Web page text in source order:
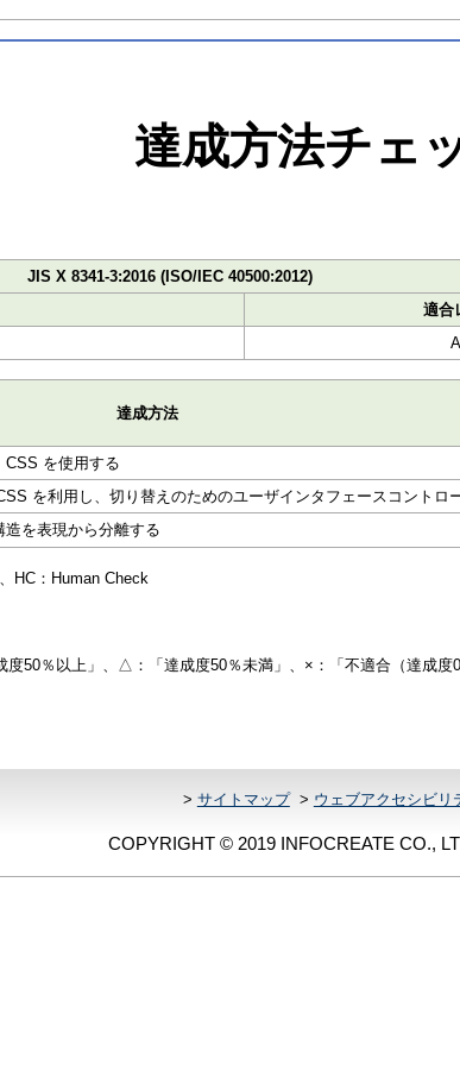
達成方法チェ
JIS X 8341-3:2016 (ISO/IEC 40500:2012)
適合
達成方法
CSS を使用する
を利用し、切り替えのためのユーザインタフェースコントロ
を表現から分離する
、HC： Human Check
50％以上」、△：「達成度50％未満」、×：「不適合（達成度0
> サイトマップ> ウェブアクセシビリ
COPYRIGHT © 2019 INFOCREATE CO.,